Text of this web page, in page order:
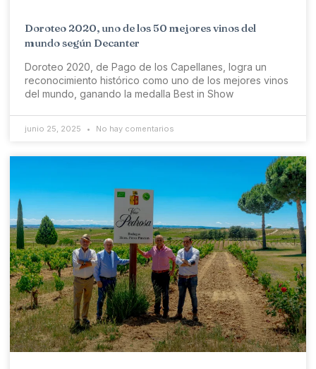
Doroteo 2020, uno de los 50 mejores vinos del
mundo según Decanter
Doroteo 2020, de Pago de los Capellanes, logra un
reconocimiento histórico como uno de los mejores vinos
del mundo, ganando la medalla Best in Show
junio 25, 2025 No hay comentarios